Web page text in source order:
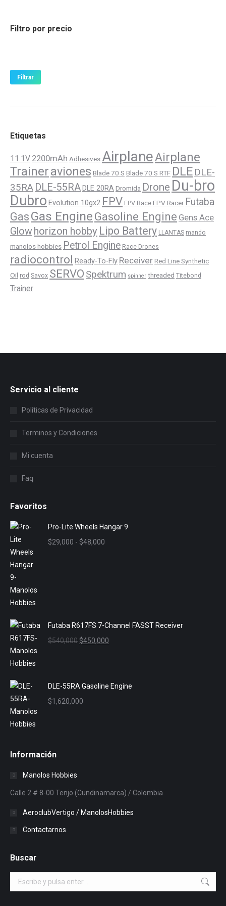
Filtro por precio
Filtrar
Etiquetas
11.1V 2200mAh Adhesives AirplaneAirplane
Traineraviones Blade 70 S Blade 70 S RTF DLE DLE-
35RA DLE-55RADLE 20RADromida Drone Du-bro
Dubro Evolution 10gx2 FPV FPV Race FPV Racer Futaba
Gas Gas EngineGasoline Engine Gens Ace
Glow horizon hobby Lipo Battery LLANTAS mando
manolos hobbies Petrol Engine Race Drones
radiocontrol Ready-To-Fly ReceiverRed Line Synthetic
Oil rod Savox SERVO Spektrum spinner threaded Titebond
Trainer
Servicio al cliente
Políticas de Privacidad
Terminos y Condiciones
Mi cuenta
Faq
Favoritos
Pro-Lite Wheels Hangar 9
$29,000 - $48,000
Futaba R617FS 7-Channel FASST Receiver
$540,000 El
$540,000.
$450,000
$450,000.
DLE-55RA Gasoline Engine
$1,620,000
Información
Manolos Hobbies
Calle 2 # 8-00 Tenjo (Cundinamarca) / Colombia
AeroclubVertigo / ManolosHobbies
Contactarnos
Buscar
Buscar: